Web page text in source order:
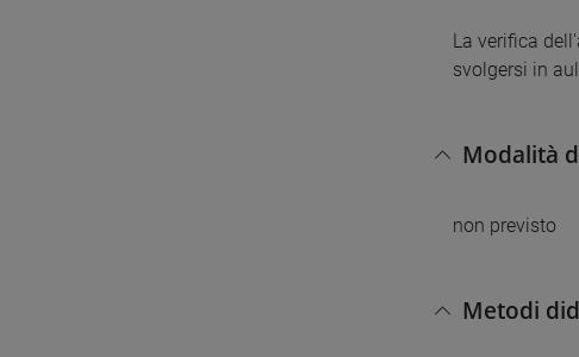
La verifica
svolgersi in
Modalità
non previsto
Metodi